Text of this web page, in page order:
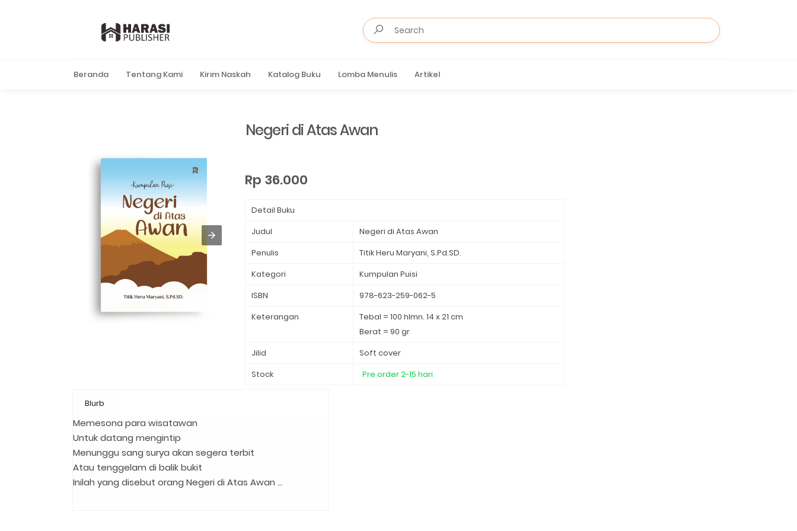
Beranda Tentang Kami Kirim Naskah Katalog Buku Lomba Menulis Artikel
Negeri di Atas Awan
Rp 36.000
Detail Buku
Judul
Negeri di Atas Awan
Penulis
Titik Heru Maryani, S.Pd.SD.
Kategori
Kumpulan Puisi
ISBN
978-623-259-062-5
Keterangan
Tebal = 100 hlmn. 14 x 21 cm
Berat = 90 gr
Jilid
Soft cover
Stock
Pre order 2-15 hari
Blurb
Memesona para wisatawan ⁣
Untuk datang mengintip⁣
Menunggu sang surya akan segera terbit⁣
Atau tenggelam di balik bukit⁣
Inilah yang disebut orang Negeri di Atas Awan … ⁣